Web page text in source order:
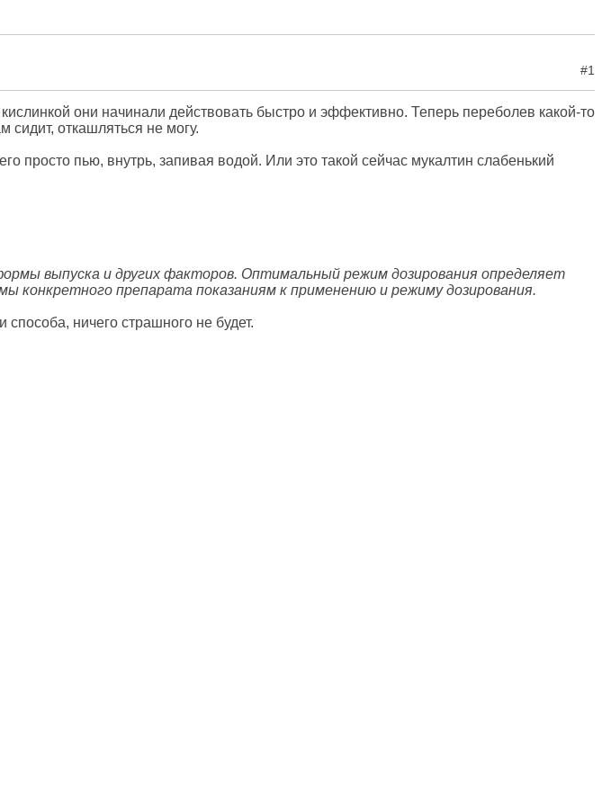
#1
они начинали действовать быстро и эффективно. Теперь переболев какой-то
сидит, откашляться не могу.
просто пью, внутрь, запивая водой. Или это такой сейчас мукалтин слабенький
выпуска и других факторов. Оптимальный режим дозирования определяет
конкретного препарата показаниям к применению и режиму дозирования.
ничего страшного не будет.